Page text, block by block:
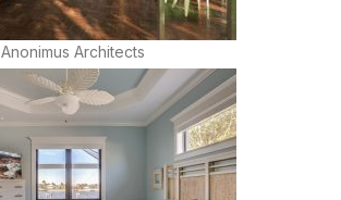
Anonimus Architects